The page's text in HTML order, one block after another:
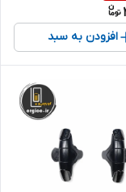
افزودن به سبد